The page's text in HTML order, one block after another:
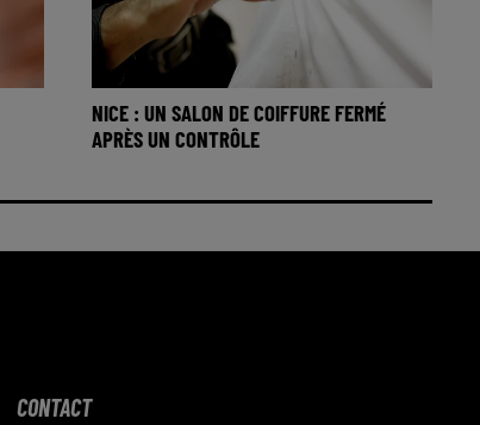
NICE : UN SALON DE COIFFURE FERMÉ
APRÈS UN CONTRÔLE
CONTACT